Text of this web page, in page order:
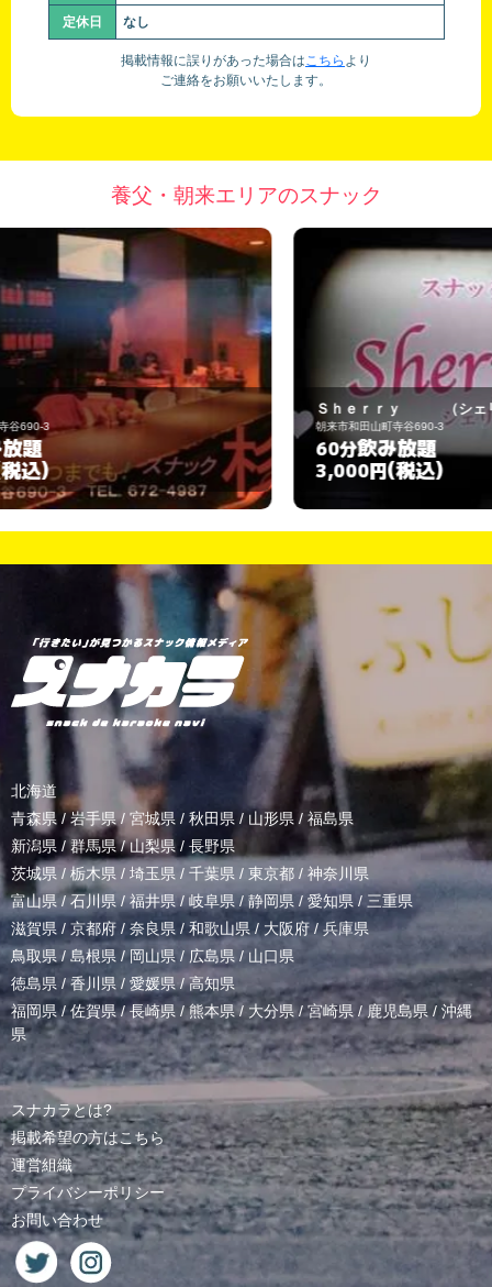
定休日 なし
掲載情報に誤りがあった場合はこちら より
ご連絡をお願いいたします。
養父・朝来エリアのスナック
Ｓｈｅｒｒｙ （シェリ－）
朝来市和田山町寺谷690-3
60分 飲み放題
3,000円(税込)
北海道
青森県 / 岩手県/ 宮城県 / 秋田県 / 山形県/ 福島県
新潟県 /群馬県/山梨県 / 長野県
茨城県 / 栃木県 / 埼玉県 / 千葉県 / 東京都 / 神奈川県
富山県 /石川県/福井県/岐阜県 / 静岡県 / 愛知県 / 三重県
滋賀県 / 京都府 / 奈良県 / 和歌山県/ 大阪府 /兵庫県
鳥取県/ 島根県 /岡山県/ 広島県 / 山口県
徳島県 /香川県 / 愛媛県/高知県
福岡県/佐賀県/長崎県 /熊本県/ 大分県/宮崎県 /鹿児島県 / 沖縄
県
スナカラとは?
掲載希望の方はこちら
運営組織
プライバシーポリシー
お問い合わせ